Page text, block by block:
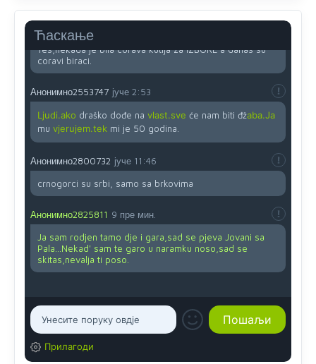
Ћаскање
Yes,nekada je bila corava kutija za IZBORE a danas su
coravi biraci.
Анонимно2553747 јуче 2:53
Ljudi.ako draško dođe na vlast.sve će nam biti đžaba.Ja
mu vjerujem.tek mi je 50 godina.
Анонимно2800732 јуче 11:46
crnogorci su srbi, samo sa brkovima
Анонимно2825811 9 пре мин.
Ja sam rodjen tamo dje i gara,sad se pjeva Jovani sa
Pala...Nekad' sam te garo u naramku noso,sad se
skitas,nevalja ti poso.
Прилагоди